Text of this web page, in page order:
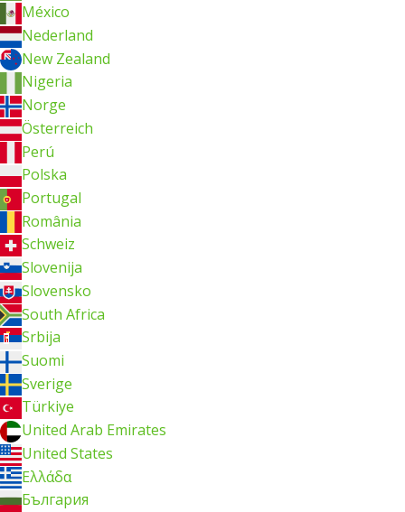
México
Nederland
New Zealand
Nigeria
Norge
Österreich
Perú
Polska
Portugal
România
Schweiz
Slovenija
Slovensko
South Africa
Srbija
Suomi
Sverige
Türkiye
United Arab Emirates
United States
Ελλάδα
България